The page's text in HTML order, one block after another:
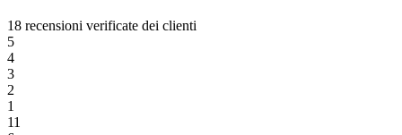
18 recensioni verificate dei clienti
5
4
3
2
1
11